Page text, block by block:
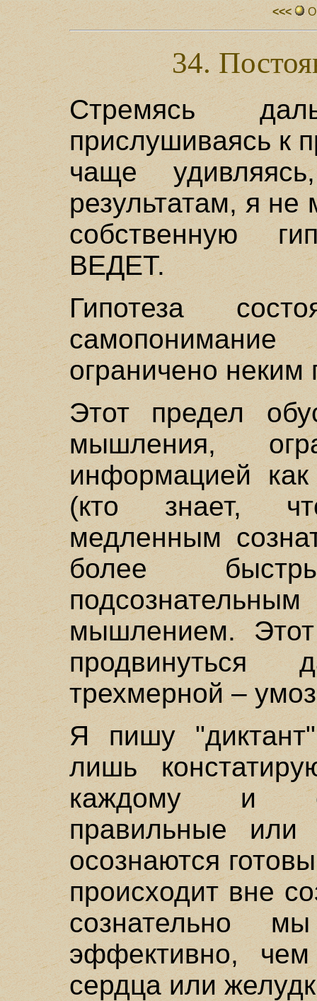
<<<
34.
Стремясь
прислушиваясь к
чаще
результатам, я не
собственную
ВЕДЕТ.
Гипотеза
ограничено
Этот предел
мышления,
информацией
(кто знает,
медленным
более
мышлением.
трехмерной –
Я пишу
лишь
каждому и
правильные или
осознаются
происходит вне
сознательно
эффективно, чем
сердца или